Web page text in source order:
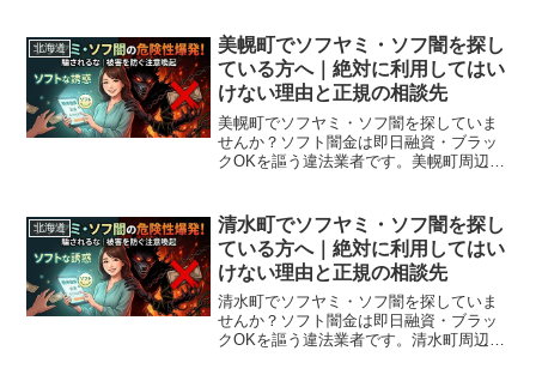
読みください。
北海道
美幌町でソフヤミ・ソフ闇を探し
ている方へ｜絶対に利用してはい
けない理由と正規の相談先
美幌町でソフヤミ・ソフ闇を探していま
せんか？ソフト闇金は即日融資・ブラッ
クOKを謳う違法業者です。美幌町周辺で
読みください。
北海道
清水町でソフヤミ・ソフ闇を探し
ている方へ｜絶対に利用してはい
けない理由と正規の相談先
清水町でソフヤミ・ソフ闇を探していま
せんか？ソフト闇金は即日融資・ブラッ
クOKを謳う違法業者です。清水町周辺で